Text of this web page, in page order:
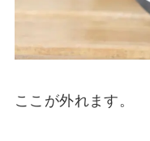
ここが外れます。